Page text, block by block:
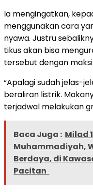
Ia mengingatkan,
menggunakan cara
nyawa. Justru
tikus akan bisa
tersebut dengan
“Apalagi sudah jelas-
beraliran listrik.
terjadwal melakukan
Baca Juga : Milad
Muhammadiyah,
Berdaya, di
Pacitan